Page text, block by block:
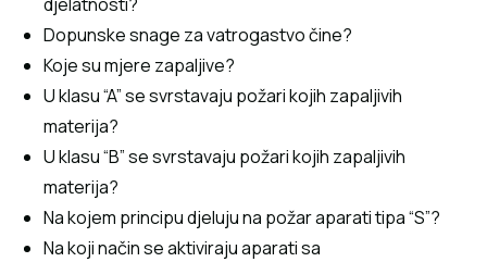
Dopunske snage za vatrogastvo čine?
Koje su mjere zapaljive?
U klasu “A” se svrstavaju požari kojih zapaljivih
materija?
U klasu “B” se svrstavaju požari kojih zapaljivih
materija?
Na kojem principu djeluju na požar aparati tipa “S”?
Na koji način se aktiviraju aparati sa